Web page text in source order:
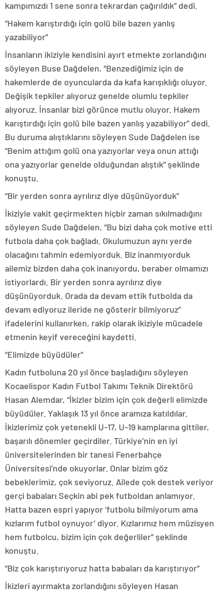
kampımızdı 1 sene sonra tekrardan çağırıldık” dedi.
“Hakem karıştırdığı için golü bile bazen yanlış
yazabiliyor”
İnsanların ikiziyle kendisini ayırt etmekte zorlandığını
söyleyen Buse Dağdelen, “Benzediğimiz için de
hakemlerde de oyuncularda da kafa karışıklığı oluyor.
Değişik tepkiler alıyoruz genelde olumlu tepkiler
alıyoruz. İnsanlar bizi görünce mutlu oluyor. Hakem
karıştırdığı için golü bile bazen yanlış yazabiliyor” dedi.
Bu duruma alıştıklarını söyleyen Sude Dağdelen ise
“Benim attığım golü ona yazıyorlar veya onun attığı
ona yazıyorlar genelde olduğundan alıştık” şeklinde
konuştu.
“Bir yerden sonra ayrılırız diye düşünüyorduk”
İkiziyle vakit geçirmekten hiçbir zaman sıkılmadığını
söyleyen Sude Dağdelen, “Bu bizi daha çok motive etti
futbola daha çok bağladı. Okulumuzun aynı yerde
olacağını tahmin edemiyorduk. Biz inanmıyorduk
ailemiz bizden daha çok inanıyordu, beraber olmamızı
istiyorlardı. Bir yerden sonra ayrılırız diye
düşünüyorduk. Orada da devam ettik futbolda da
devam ediyoruz ileride ne gösterir bilmiyoruz”
ifadelerini kullanırken, rakip olarak ikiziyle mücadele
etmenin keyif vereceğini kaydetti.
“Elimizde büyüdüler”
Kadın futboluna 20 yıl önce başladığını söyleyen
Kocaelispor Kadın Futbol Takımı Teknik Direktörü
Hasan Alemdar, “İkizler bizim için çok değerli elimizde
büyüdüler. Yaklaşık 13 yıl önce aramıza katıldılar.
İkizlerimiz çok yetenekli U-17, U-19 kamplarına gittiler,
başarılı dönemler geçirdiler. Türkiye’nin en iyi
üniversitelerinden bir tanesi Fenerbahçe
Üniversitesi’nde okuyorlar. Onlar bizim göz
bebeklerimiz, çok seviyoruz. Ailede çok destek veriyor
gerçi babaları Seçkin abi pek futboldan anlamıyor.
Hatta bazen espri yapıyor ‘futbolu bilmiyorum ama
kızlarım futbol oynuyor’ diyor. Kızlarımız hem müzisyen
hem futbolcu, bizim için çok değerliler” şeklinde
konuştu.
“Biz çok karıştırıyoruz hatta babaları da karıştırıyor”
İkizleri ayırmakta zorlandığını söyleyen Hasan